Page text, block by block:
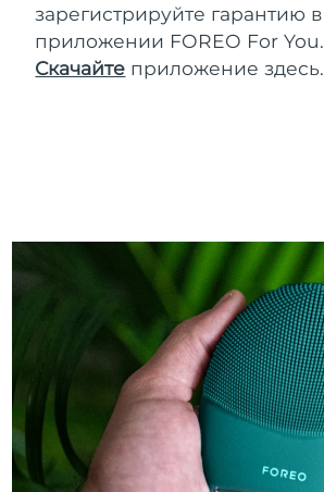
зарегистрируйте гарантию в
приложении FOREO For You.
Скачайте приложение здесь.